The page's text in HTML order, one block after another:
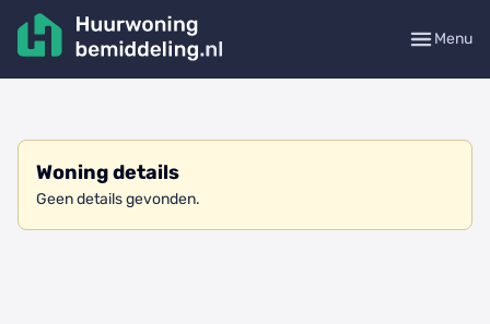
Menu
Woning details
Geen details gevonden.